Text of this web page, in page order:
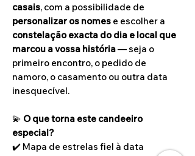
casais, com a possibilidade de
personalizar os nomes e escolher a
constelação exacta do dia e local que
marcou a vossa história— seja o
primeiro encontro, o pedido de
namoro, o casamento ou outra data
inesquecível.
💫 O que torna este candeeiro
especial?
✔️ Mapa de estrelas fiel à data